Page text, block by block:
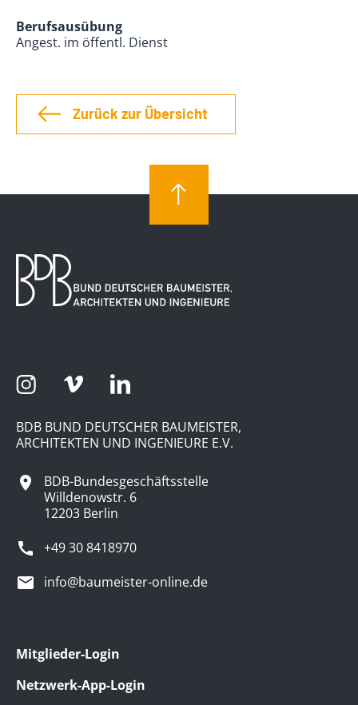
Berufsausübung
Angest. im öffentl. Dienst
Zurück zur Übersicht
BDB BUND DEUTSCHER BAUMEISTER,
ARCHITEKTEN UND INGENIEURE E.V.
BDB-Bundesgeschäftsstelle
Willdenowstr. 6
12203 Berlin
+49 30 8418970
info@baumeister-online.de
Mitglieder-Login
Netzwerk-App-Login